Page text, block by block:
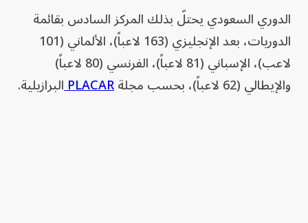
الدوري السعودي يحتلّ بذلك المركز السادس بقائمة
الدوريات، بعد الإنجليزي (163 لاعباً)، الألماني (101
لاعب)، الإسباني (81 لاعباً)، الفرنسي (80 لاعباً)
والإيطالي (62 لاعباً)، بحسب مجلة
PLACARالبرازيلية.